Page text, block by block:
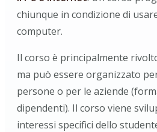
chiunque in condizione di
computer.
Il corso è principalmente
ma può essere organizzato
persone o per le aziende
dipendenti). Il corso viene
interessi specifici dello